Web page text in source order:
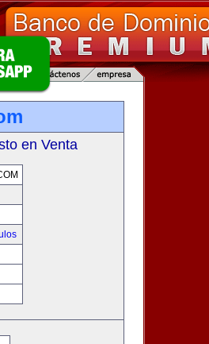
en Venta